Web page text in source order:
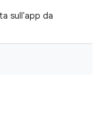
sull'app da